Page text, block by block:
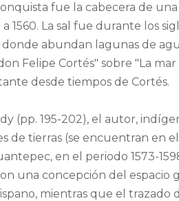
fue la cabecera de
1560. La sal fue durante los
abundan lagunas de
Felipe Cortés" sobre "La
desde tiempos de Cortés.
(pp. 195-202), el autor,
de tierras (se encuentran en
en el periodo 1573-
una concepción del espacio
mientras que el trazado